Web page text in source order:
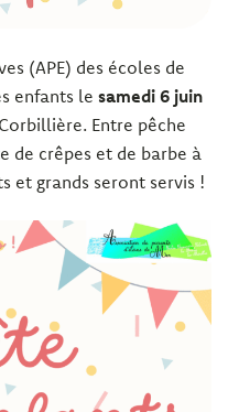
(APE) des écoles de
enfants le samedi 6 juin
Entre pêche
de crêpes et de barbe à
et grands seront servis !